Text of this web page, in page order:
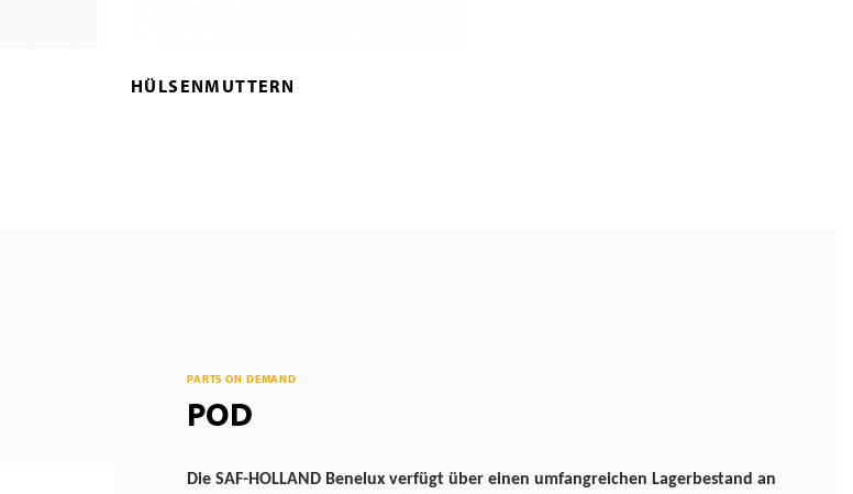
HÜLSENMUTTERN
PARTS ON DEMAND
POD
Die SAF-HOLLAND Benelux verfügt über einen umfangreichen Lagerbestand an